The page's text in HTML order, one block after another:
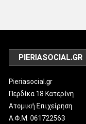
PIERIASOCIAL.GR
Pieriasocial.gr
Περδίκα 18 Κατερίνη
Ατομική Επιχείρηση
Α.Φ.Μ. 061722563